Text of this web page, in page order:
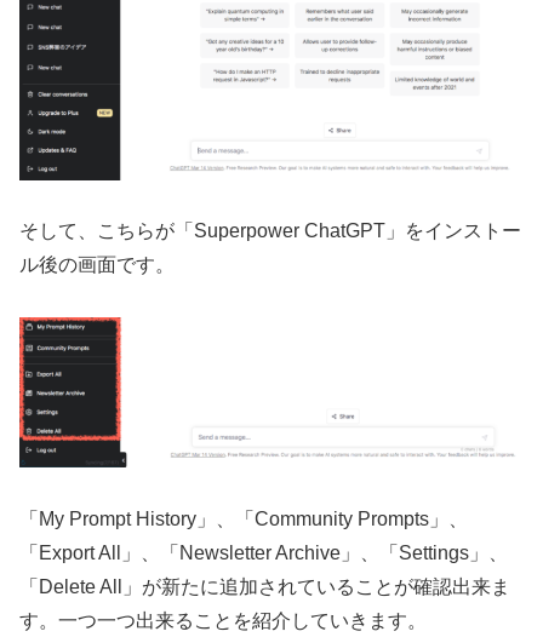
そして、こちらが「Superpower ChatGPT」をインストー
ル後の画面です。
「My Prompt History」、「Community Prompts」、
「Export All」、「Newsletter Archive」、「Settings」、
「Delete All」が新たに追加されていることが確認出来ま
す。一つ一つ出来ることを紹介していきます。